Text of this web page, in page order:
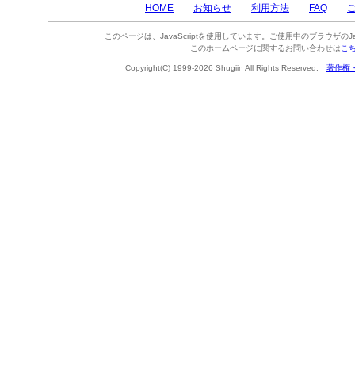
HOME お知らせ 利用方法 FAQ
このページは、JavaScriptを使用しています。ご使用中のブラウザの
このホームページに関するお問い合わせは こ
Copyright(C) 1999-2026 Shugiin All Rights Reserved. 著作権